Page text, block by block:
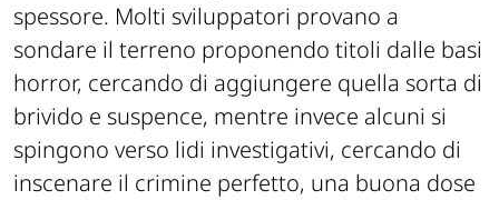
spessore. Molti sviluppatori provano a
sondare il terreno proponendo titoli dalle basi
horror, cercando di aggiungere quella sorta di
brivido e suspence, mentre invece alcuni si
spingono verso lidi investigativi, cercando di
inscenare il crimine perfetto, una buona dose